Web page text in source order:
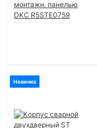
Новинка